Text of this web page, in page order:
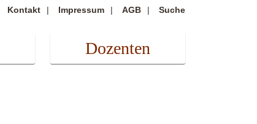
Kontakt Impressum AGB Suche
Dozenten